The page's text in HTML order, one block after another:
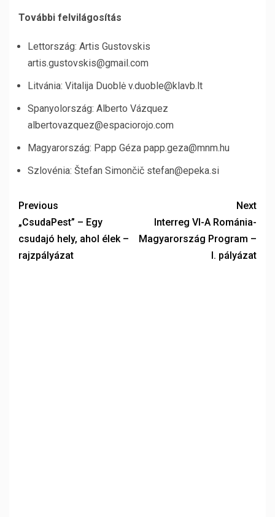
További felvilágosítás
Lettország: Artis Gustovskis
artis.gustovskis@gmail.com
Litvánia: Vitalija Duoblė v.duoble@klavb.lt
Spanyolország: Alberto Vázquez
albertovazquez@espaciorojo.com
Magyarország: Papp Géza papp.geza@mnm.hu
Szlovénia: Štefan Simončič stefan@epeka.si
Previous
„CsudaPest” – Egy
csudajó hely, ahol élek –
rajzpályázat
Next
Interreg VI-A Románia-
Magyarország Program –
I. pályázat